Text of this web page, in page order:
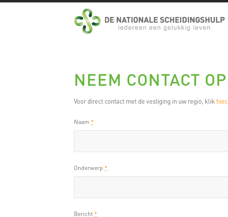
NEEM CONTACT OP
Voor direct contact met de vestiging in uw regio, klik hier.
Naam *
Onderwerp *
Bericht *